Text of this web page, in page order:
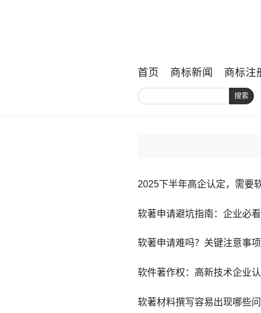
首页 商标新闻 商标注
搜索
2025下半年高企认定，需要
软著申请避坑指南：企业必
软著申请难吗？关键注意事
软件著作权：高新技术企业
软著材料撰写容易出现哪些问